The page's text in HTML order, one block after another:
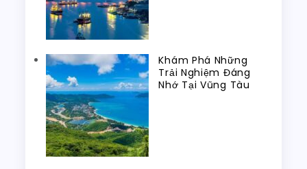
Khám Phá Những
Trải Nghiệm Đáng
Nhớ Tại Vũng Tàu